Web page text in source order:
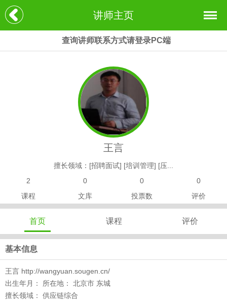
讲师主页
查询讲师联系方式请登录PC端
王言
擅长领域：[招聘面试] [培训管理] [压...
2
0 0
0
课程
文库 投票数 评价
首页 课程 评价
基本信息
王言 http://wangyuan.sougen.cn/
出生年月： 所在地： 北京市 东城
擅长领域： 供应链综合